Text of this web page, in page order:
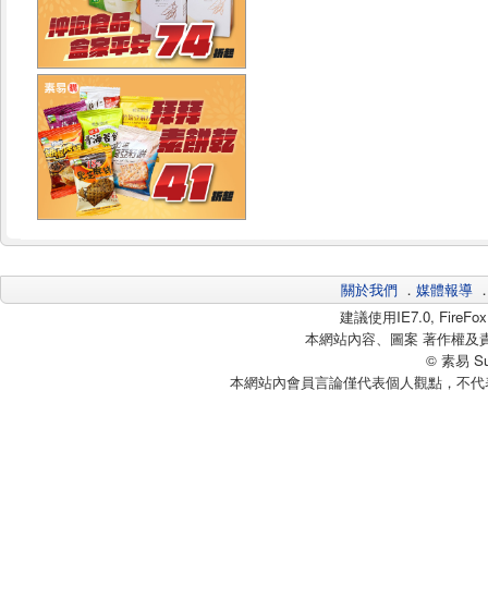
關於我們 ． 媒體報導
建議使用IE7.0,
本網站內容、圖案 著作權及
© 素易
本網站內會員言論僅代表個人觀點，不